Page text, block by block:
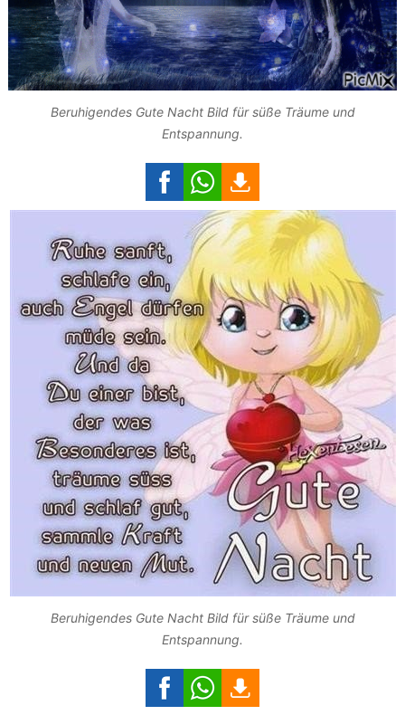
Beruhigendes Gute Nacht Bild für süße Träume und
Entspannung.
Beruhigendes Gute Nacht Bild für süße Träume und
Entspannung.